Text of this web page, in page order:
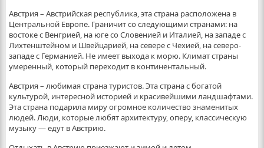
Австрия – Австрийская республика, эта страна расположена в
Центральной Европе. Граничит со следующими странами: на
востоке с Венгрией, на юге со Словенией и Италией, на западе с
Лихтенштейном и Швейцарией, на севере с Чехией, на северо-
западе с Германией. Не имеет выхода к морю. Климат страны
умеренный, который переходит в континентальный.
Австрия – любимая страна туристов. Эта страна с богатой
культурой, интересной историей и красивейшими ландшафтами.
Эта страна подарила миру огромное количество знаменитых
людей. Люди, которые любят архитектуру, оперу, классическую
музыку — едут в Австрию.